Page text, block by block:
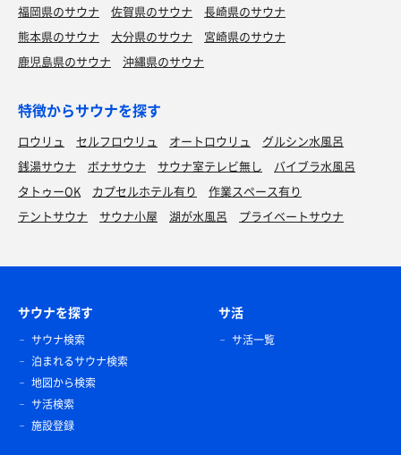
福岡県のサウナ 佐賀県のサウナ
長崎県のサウナ
熊本県のサウナ
大分県のサウナ
宮崎県のサウナ
鹿児島県のサウナ
沖縄県のサウナ
特徴からサウナを探す
ロウリュ セルフロウリュ オートロウリュ
グルシン水風呂
銭湯サウナ
ボナサウナ サウナ室テレビ無し
バイブラ水風呂
タトゥーOK
カプセルホテル有り
作業スペース有り
テントサウナ
サウナ小屋 湖が水風呂 プライベートサウナ
サウナを探す
サウナ検索
泊まれるサウナ検索
地図から検索
サ活検索
施設登録
サ活
サ活一覧